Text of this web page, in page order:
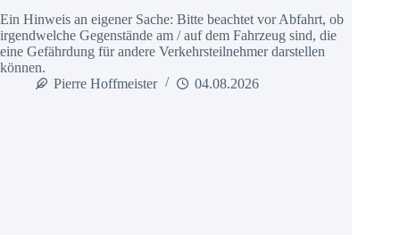
Ein Hinweis an eigener Sache: Bitte beachtet vor Abfahrt, ob
irgendwelche Gegenstände am / auf dem Fahrzeug sind, die
eine Gefährdung für andere Verkehrsteilnehmer darstellen
können.
Pierre Hoffmeister
04.08.2026